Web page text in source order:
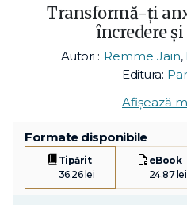
Transformă-ți
încredere
Autori : Remme Jain,
Editura:
Afișează
Formate disponibile
Tipărit
36.26 lei
eBook
24.87 lei